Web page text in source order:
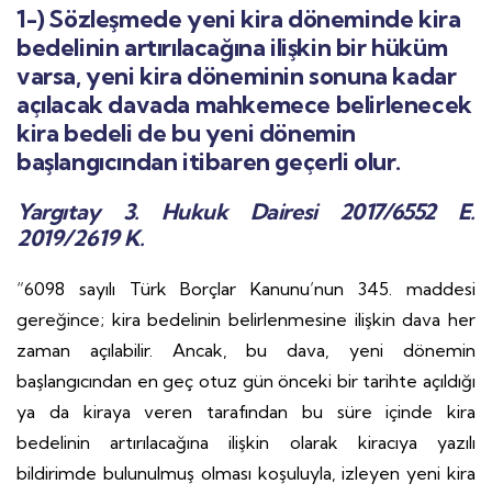
1-) Sözleşmede yeni kira döneminde kira
bedelinin artırılacağına ilişkin bir hüküm
varsa, yeni kira döneminin sonuna kadar
açılacak davada mahkemece belirlenecek
kira bedeli de bu yeni dönemin
başlangıcından itibaren geçerli olur.
Yargıtay 3. Hukuk Dairesi 2017/6552 E.
2019/2619 K.
“6098 sayılı Türk Borçlar Kanunu’nun 345. maddesi
gereğince; kira bedelinin belirlenmesine ilişkin dava her
zaman açılabilir. Ancak, bu dava, yeni dönemin
başlangıcından en geç otuz gün önceki bir tarihte açıldığı
ya da kiraya veren tarafından bu süre içinde kira
bedelinin artırılacağına ilişkin olarak kiracıya yazılı
bildirimde bulunulmuş olması koşuluyla, izleyen yeni kira